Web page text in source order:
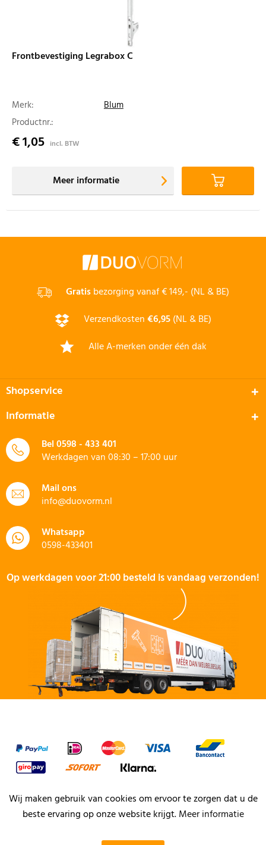
Frontbevestiging Legrabox C
Merk:
Blum
Productnr.:
€ 1,05 incl. BTW
Meer informatie
Gratisbezorging vanaf € 149,- (NL & BE)
Verzendkosten€6,95(NL & BE)
Alle A-merken onder één dak
Shopservice
Informatie
Bel0598 - 433 401
Werkdagen van 08:30 – 17:00 uur
Mail ons
info@duovorm.nl
Whatsapp
0598-433401
Op werkdagen voor 21:00 besteld is vandaag verzonden!
Wij maken gebruik van cookies om ervoor te zorgen dat u de
beste ervaring op onze website krijgt.Meer informatie